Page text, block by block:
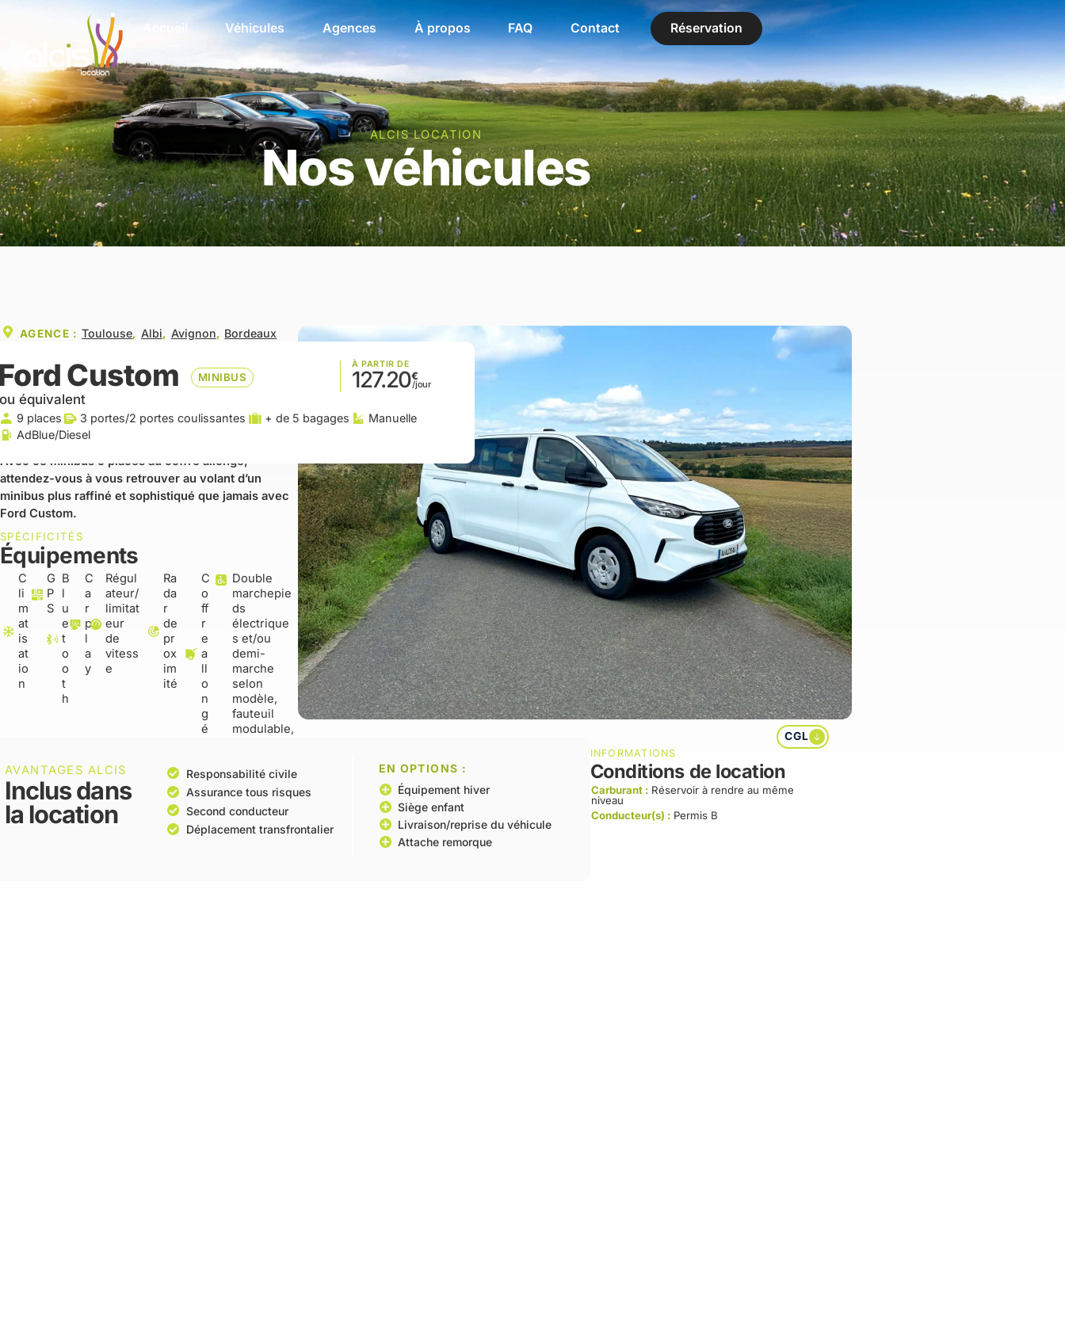
Accueil Véhicules Agences À propos FAQ Contact Réservation
ALCIS LOCATION
Nos véhicules
AGENCE :Toulouse, Albi, Avignon, Bordeaux
Custom MINIBUS
À PARTIR DE
127.20
équivalent
9 places 3 portes/2 portes coulissantes + de 5 bagages
Manuelle
AdBlue/Diesel
Avec ce minibus 9 places au coffre allongé,
attendez-vous à vous retrouver au volant d’un
minibus plus raffiné et sophistiqué que jamais avec
Ford Custom.
SPÉCIFICITÉS
Équipements
C
li
m
at
is
at
io
n
G
P
S
B
l
u
e
t
o
o
t
h
C
a
r
p
l
a
y
Régul
ateur/
limitat
eur
de
vitess
e
Ra
da
r
de
pr
ox
im
ité
C
o
ff
r
e
a
ll
o
n
g
é
Double
marchepie
ds
électrique
s et/ou
demi-
marche
selon
modèle,
fauteuil
modulable,
AVANTAGES ALCIS
Inclus dans
la location
Responsabilité civile
Assurance tous risques
Second conducteur
Déplacement transfrontalier
EN OPTIONS :
Équipement hiver
Siège enfant
Livraison/reprise du véhicule
Attache remorque
CGL
INFORMATIONS
Conditions de location
Carburant : Réservoir à rendre au même
niveau
Conducteur(s) : Permis B